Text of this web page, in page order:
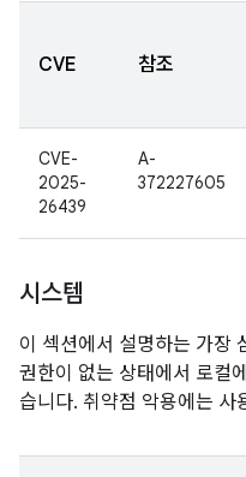
CVE 참조
CVE-
2025-
26439
A-
372227605
시스템
이 섹션에서 설명하는 가장
권한이 없는 상태에서 로컬
습니다. 취약점 악용에는 사